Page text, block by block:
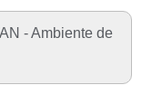
- Ambiente de